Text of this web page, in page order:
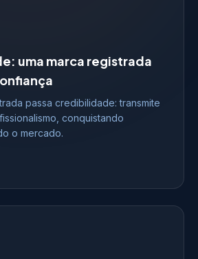
uma marca registrada
passa credibilidade: transmite
conquistando
o mercado.